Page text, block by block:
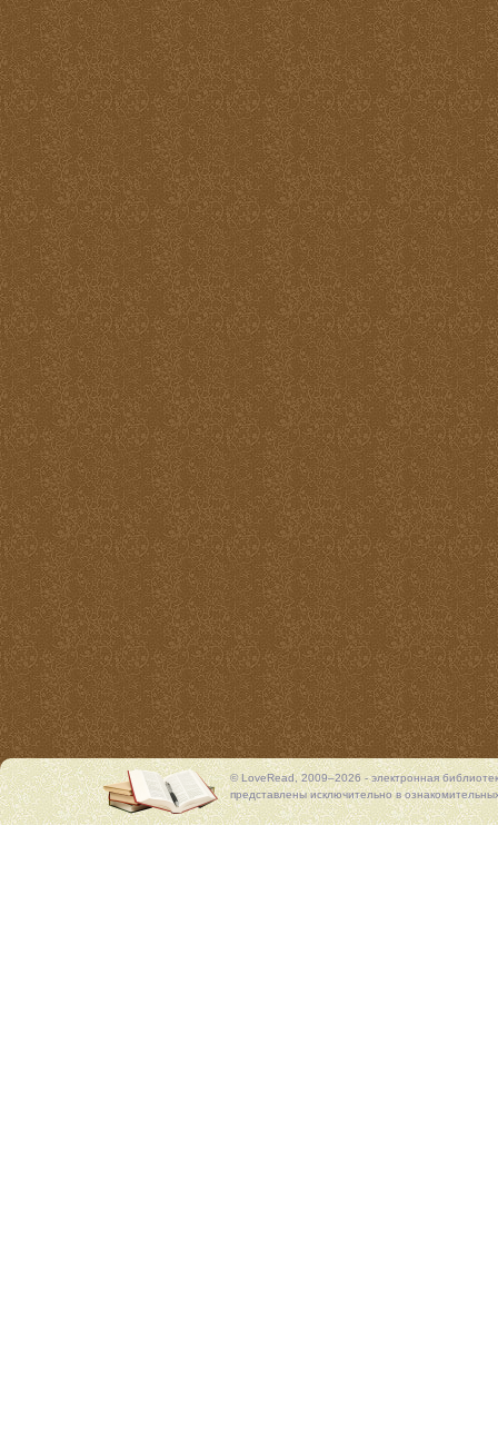
© LoveRead, 2009–2026 - электронная
представлены исключительно в